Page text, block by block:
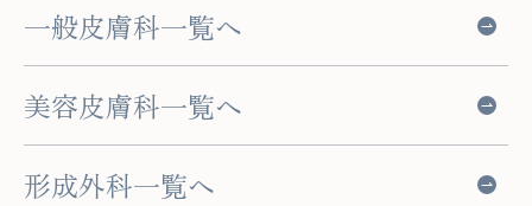
一般皮膚科一覧へ
美容皮膚科一覧へ
形成外科一覧へ